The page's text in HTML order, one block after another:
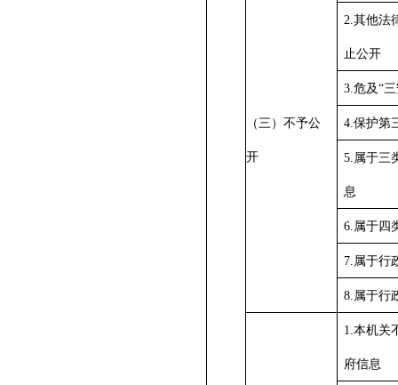
（三）不予公
开
2.其他法
止公开
3.危及“
4.保护第
5.属于三
息
6.属于四
7.属于行
8.属于行
1.本机关
府信息